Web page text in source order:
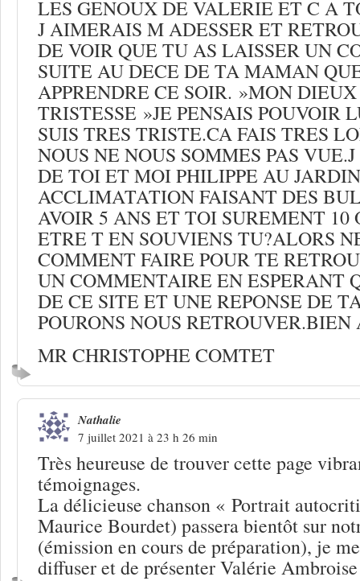
LES GENOUX DE VALERIE ET C A
J AIMERAIS M ADESSER ET
DE VOIR QUE TU AS LAISSER UN
SUITE AU DECE DE TA MAMAN
APPRENDRE CE SOIR. »MON
TRISTESSE »JE PENSAIS POUVOIR
SUIS TRES TRISTE.CA FAIS TRES
NOUS NE NOUS SOMMES PAS
DE TOI ET MOI PHILIPPE AU
ACCLIMATATION FAISANT DES
AVOIR 5 ANS ET TOI SUREMENT 10
ETRE T EN SOUVIENS TU?ALORS
COMMENT FAIRE POUR TE
UN COMMENTAIRE EN ESPERANT
DE CE SITE ET UNE REPONSE DE
POURONS NOUS
MR CHRISTOPHE COMTET
Nathalie
7 juillet 2021 à 23 h 26 min
Très heureuse de trouver cette page
témoignages.
La délicieuse chanson « Portrait
Maurice Bourdet) passera bientôt sur
(émission en cours de préparation), je
diffuser et de présenter Valérie